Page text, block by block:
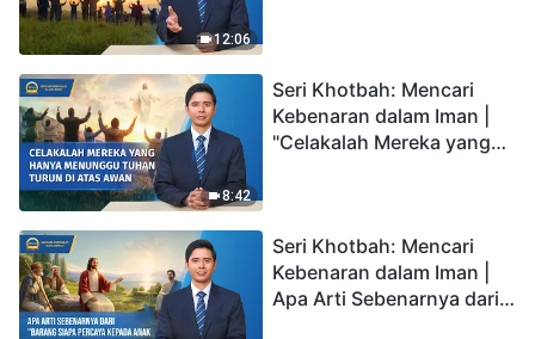
12:06
8:42
Seri Khotbah: Mencari
Kebenaran dalam Iman |
"Celakalah Mereka yang
Seri Khotbah: Mencari
Kebenaran dalam Iman |
Apa Arti Sebenarnya dari